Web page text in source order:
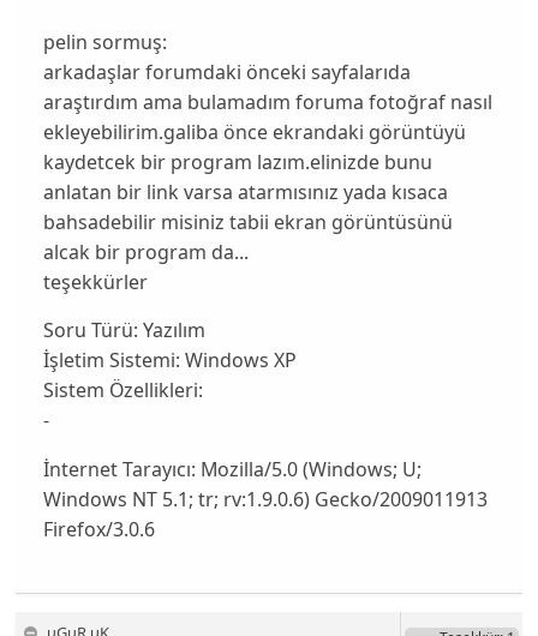
pelin sormuş:
arkadaşlar forumdaki önceki sayfalarıda
araştırdım ama bulamadım foruma fotoğraf nasıl
ekleyebilirim.galiba önce ekrandaki görüntüyü
kaydetcek bir program lazım.elinizde bunu
anlatan bir link varsa atarmısınız yada kısaca
bahsadebilir misiniz tabii ekran görüntüsünü
alcak bir program da...
teşekkürler
Soru Türü: Yazılım
İşletim Sistemi: Windows XP
Sistem Özellikleri:
-
İnternet Tarayıcı: Mozilla/5.0 (Windows; U;
Windows NT 5.1; tr; rv:1.9.0.6) Gecko/2009011913
Firefox/3.0.6